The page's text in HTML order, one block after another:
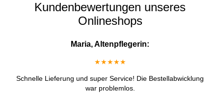
Kundenbewertungen unseres
Onlineshops
Maria, Altenpflegerin:
★★★★★
Schnelle Lieferung und super Service! Die Bestellabwicklung
war problemlos.